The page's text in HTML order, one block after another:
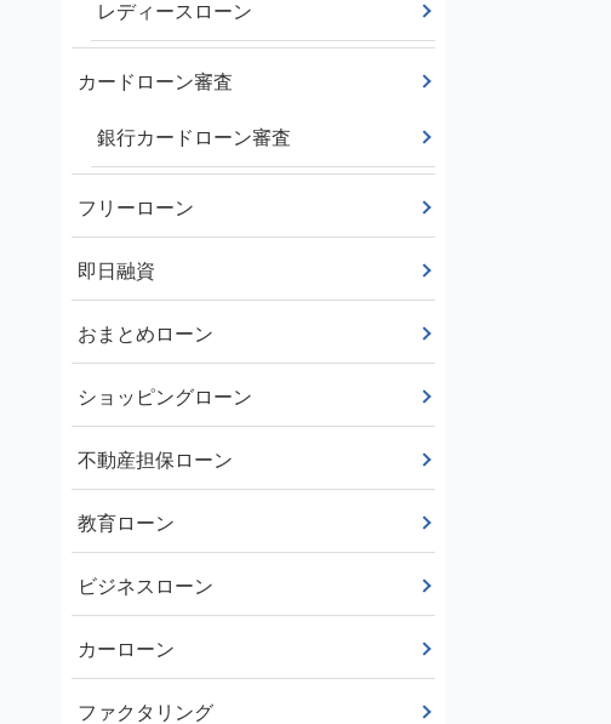
レディースローン
カードローン審査
銀行カードローン審査
フリーローン
即日融資
おまとめローン
ショッピングローン
不動産担保ローン
教育ローン
ビジネスローン
カーローン
ファクタリング